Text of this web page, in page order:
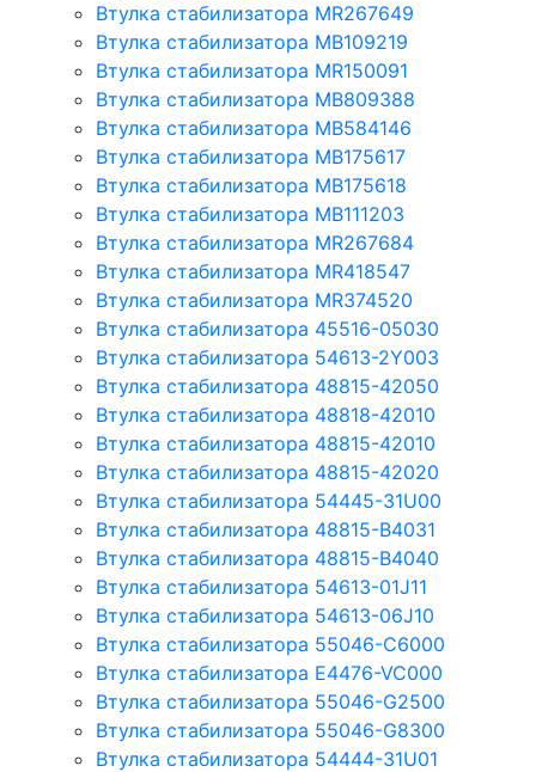
Втулка стабилизатора MR267649
Втулка стабилизатора MB109219
Втулка стабилизатора MR150091
Втулка стабилизатора MB809388
Втулка стабилизатора MB584146
Втулка стабилизатора MB175617
Втулка стабилизатора MB175618
Втулка стабилизатора MB111203
Втулка стабилизатора MR267684
Втулка стабилизатора MR418547
Втулка стабилизатора MR374520
Втулка стабилизатора 45516-05030
Втулка стабилизатора 54613-2Y003
Втулка стабилизатора 48815-42050
Втулка стабилизатора 48818-42010
Втулка стабилизатора 48815-42010
Втулка стабилизатора 48815-42020
Втулка стабилизатора 54445-31U00
Втулка стабилизатора 48815-B4031
Втулка стабилизатора 48815-B4040
Втулка стабилизатора 54613-01J11
Втулка стабилизатора 54613-06J10
Втулка стабилизатора 55046-C6000
Втулка стабилизатора E4476-VC000
Втулка стабилизатора 55046-G2500
Втулка стабилизатора 55046-G8300
Втулка стабилизатора 54444-31U01